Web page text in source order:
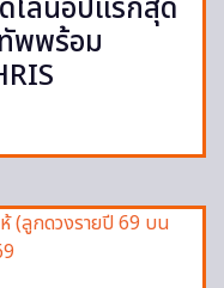
ไลน์อัปแรกสุด
พพร้อม